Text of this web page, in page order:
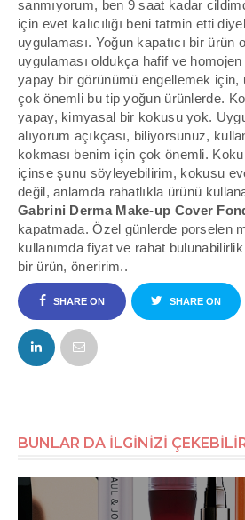
sanmıyorum, ben 9 saat kadar
için evet kalıcılığı beni tatmin etti
uygulaması. Yoğun kapatıcı bir ürün
uygulaması oldukça hafif ve homojen
yapay bir görünümü engellemek için,
çok önemli bu tip yoğun ürünlerde.
yapay, kimyasal bir kokusu yok.
alıyorum açıkçası, biliyorsunuz,
kokması benim için çok önemli.
içinse şunu söyleyebilirim, kokusu
değil, anlamda rahatlıkla ürünü
Gabrini Derma Make-up Cover
kapatmada. Özel günlerde porselen
kullanımda fiyat ve rahat
bir ürün, öneririm..
SHARE ON
FACEBOOK
SHARE ON
BUNLAR DA İLGİNİZİ